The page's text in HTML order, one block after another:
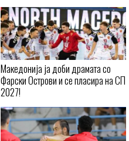
Македонија ја доби драмата со
Фарски Острови и се пласира на СП
2027!